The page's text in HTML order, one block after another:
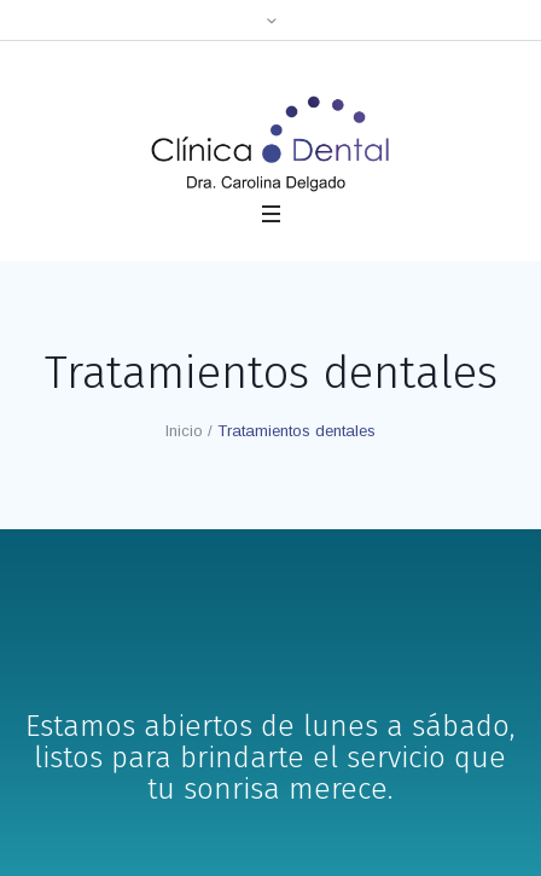
Tratamientos dentales
Inicio / Tratamientos dentales
Estamos abiertos de lunes a sábado,
listos para brindarte el servicio que
tu sonrisa merece.